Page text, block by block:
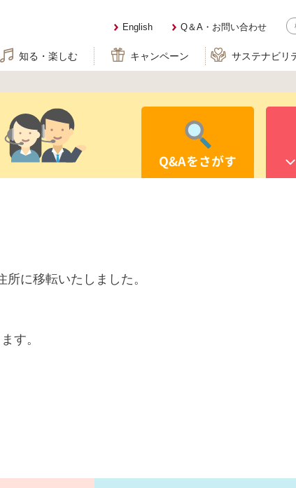
English Q＆A・お問い合わせ
知る・楽しむ キャンペーン サステナビリ
Q&Aをさがす
に移転いたしました。
す。